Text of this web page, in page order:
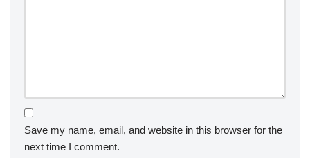
Save my name, email, and website in this browser for the
next time I comment.